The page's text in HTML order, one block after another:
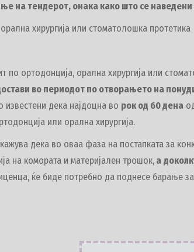
на тендерот, онака како што се
хирургија или стоматолошка протетика
по ортодонција, орална хирургија или
во периодот по отворањето на
известени дека најдоцна во рок од 60 дена
или орална хирургија.
дека во оваа фаза на постапката за
на комората и материјален трошок, а
ќе биде потребно да поднесе барање